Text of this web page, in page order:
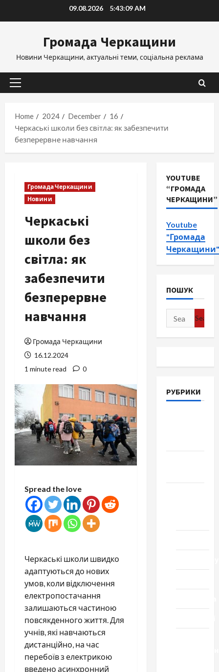
09.08.2026 5:43:10 AM
Громада Черкащини
Новини Черкащини, актуальні теми, соціальна реклама
Primary
Home
2024 December
16
Черкаські школи без світла: як забезпечити
безперервне навчання
Громада Черкащини
Новини
Черкаські
школи без
світла: як
забезпечити
безперервне
навчання
Громада Черкащини
16.12.2024
1 minute read
0
Spread the love
Черкаські школи швидко
адаптуються до нових
умов, коли відключення
електропостачання
залишаються частиною
повсякденного життя. Для
учнів, які навчаються
дистанційно, на час
перебоїв з електрикою
введено асинхронний
YOUTUBE
“ГРОМАДА
ЧЕРКАЩИНИ”
Youtube
"Громада
Черкащини"
ПОШУК
Search
for:
РУБРИКИ